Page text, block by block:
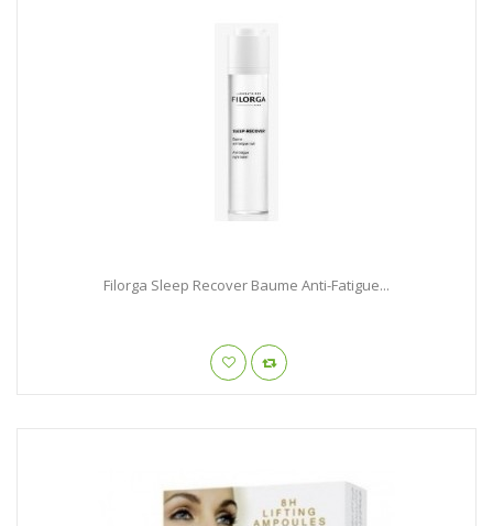
Filorga Sleep Recover Baume Anti-Fatigue...